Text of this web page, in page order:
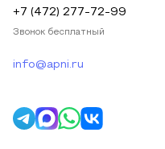
+7 (472) 277-72-99
Звонок бесплатный
info@apni.ru